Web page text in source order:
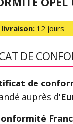
livraison: 12 jours
DE
de
auprès d'